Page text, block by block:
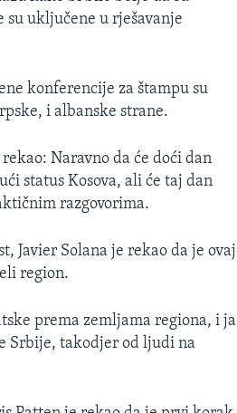
uključene u rješavanje
konferencije za štampu su
i albanske strane.
Naravno da će doći dan
status Kosova, ali će taj dan
razgovorima.
Javier Solana je rekao da je ovaj
region.
prema zemljama regiona, i ja
Srbije, takodjer od ljudi na